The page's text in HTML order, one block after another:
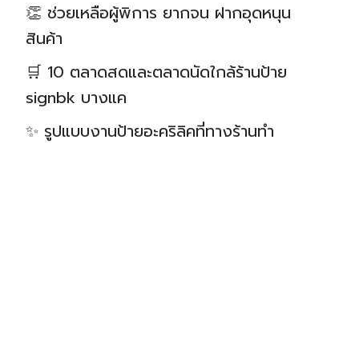
👏 ช่วยเหลือผู้พิการ ยากจน ฝากอุดหนุน
สินค้า
🛒 10 ตลาดสดและตลาดนัดใกล้ร้านป้าย
signbk บางแค
✨ รูปแบบงานป้ายอะคริลิคที่ทางร้านทำ